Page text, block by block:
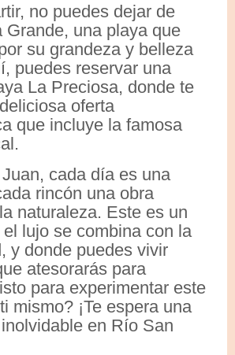
no puedes dejar de
Grande, una playa que
su grandeza y belleza
puedes reservar una
La Preciosa, donde te
oferta
que incluye la famosa
cada día es una
rincón una obra
naturaleza. Este es un
lujo se combina con la
y donde puedes vivir
atesorarás para
para experimentar este
mismo? ¡Te espera una
en Río San